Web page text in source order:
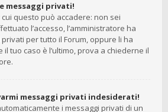
messaggi privati!
questo può accadere: non sei
l’accesso, l’amministratore ha
per tutto il Forum, oppure li ha
il tuo caso è l’ultimo, prova a chiederne il
messaggi privati indesiderati!
i messaggi privati ​​di un